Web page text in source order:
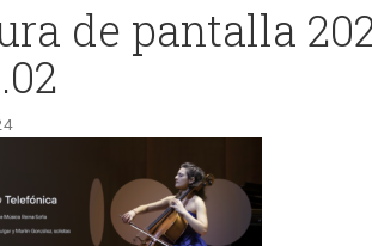
de pantalla